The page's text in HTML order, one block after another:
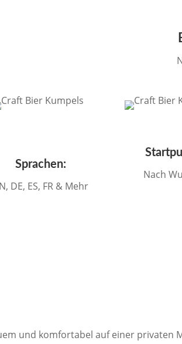
Sprachen:
DE, ES, FR & Mehr
Nach
und komfortabel auf einer privaten